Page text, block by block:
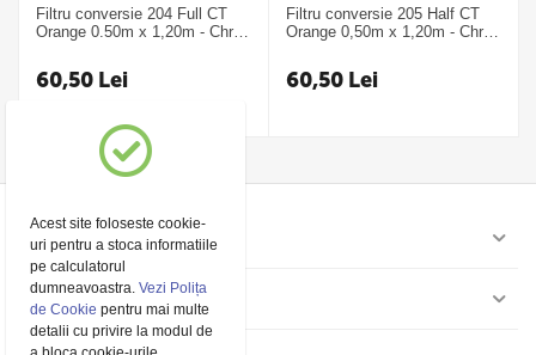
Filtru conversie 204 Full CT
Orange 0.50m x 1,20m - Chris
60,50 Lei
Filtru conversie 205 Half CT
Orange 0,50m x 1,20m - Chris
60,50 Lei
Contul meu
Pagini
Acest site foloseste cookie-
uri pentru a stoca informatiile
pe calculatorul
dumneavoastra.Vezi Polița
de Cookie pentru mai multe
detalii cu privire la modul de